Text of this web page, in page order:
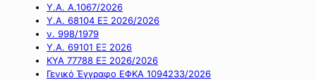
Υ.Α. Α.1067/2026
Υ.Α. 68104 ΕΞ 2026/2026
ν. 998/1979
Υ.Α. 69101 ΕΞ 2026
ΚΥΑ 77788 ΕΞ 2026/2026
Γενικό Έγγραφο ΕΦΚΑ 1094233/2026